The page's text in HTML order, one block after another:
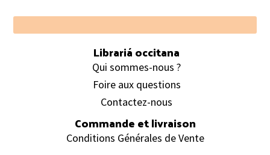
Footer
Librariá occitana
Qui sommes-nous ?
Foire aux questions
Contactez-nous
Commande et livraison
Conditions Générales de Vente